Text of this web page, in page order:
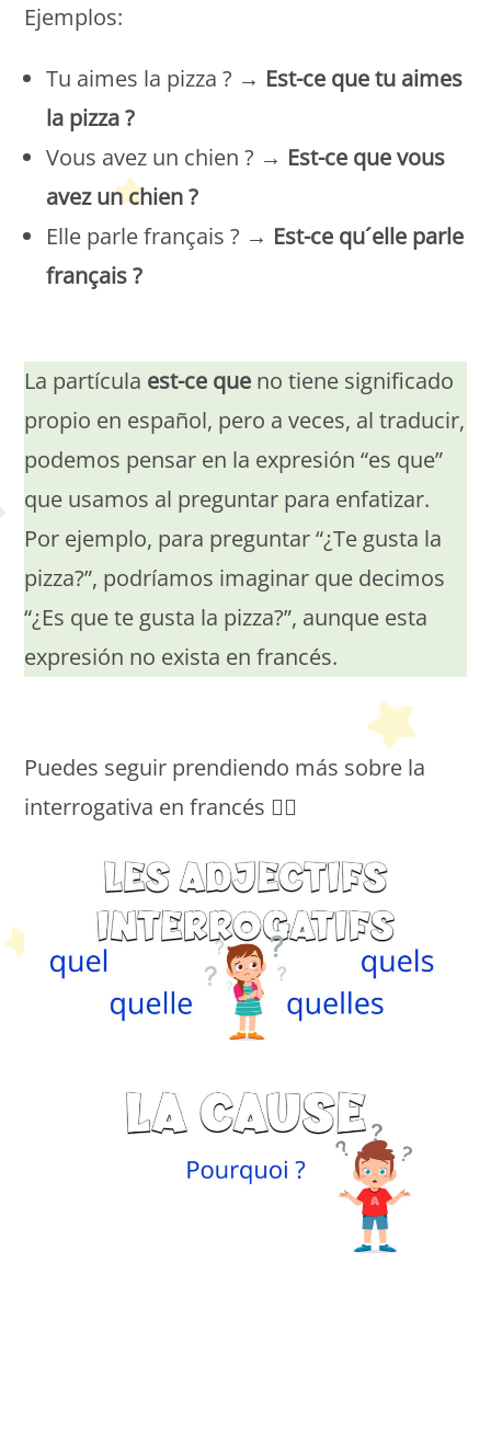
Ejemplos:
Tu aimes la pizza ? → Est-ce que tu aimes
la pizza ?
Vous avez un chien ? → Est-ce que vous
avez un chien ?
Elle parle français ? → Est-ce qu´elle parle
français ?
La partícula est-ce que no tiene significado
propio en español, pero a veces, al traducir,
podemos pensar en la expresión “es que”
que usamos al preguntar para enfatizar.
Por ejemplo, para preguntar “¿Te gusta la
pizza?”, podríamos imaginar que decimos
“¿Es que te gusta la pizza?”, aunque esta
expresión no exista en francés.
Puedes seguir prendiendo más sobre la
interrogativa en francés 👇🏼